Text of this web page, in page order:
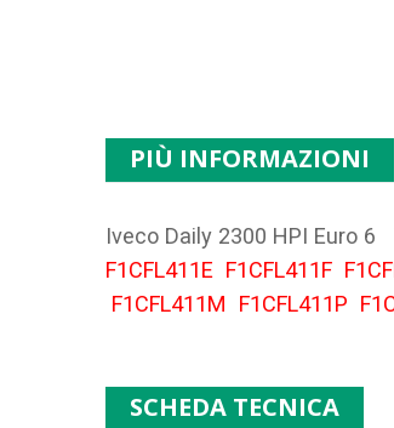
PIÙ INFORMAZIONI
Iveco Daily 2300 HPI Euro
F1CFL411E F1CFL411F
F1CFL411M
F1CFL411P
SCHEDA TECNICA